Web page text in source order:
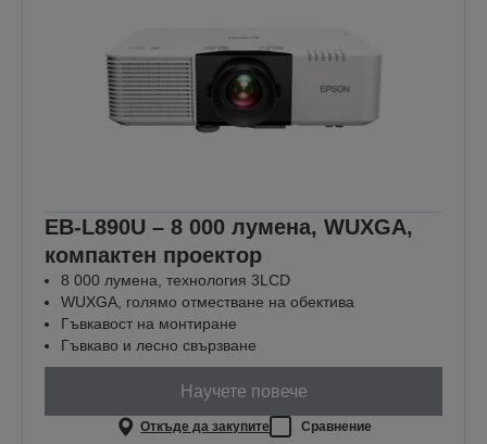
EB-L890U – 8 000 лумена, WUXGA,
компактен проектор
8 000 лумена, технология 3LCD
WUXGA, голямо отместване на обектива
Гъвкавост на монтиране
Гъвкаво и лесно свързване
Научете повече
Откъде да закупите Сравнение